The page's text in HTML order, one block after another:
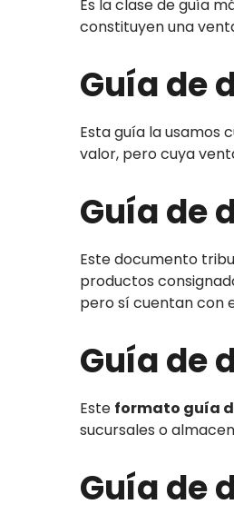
Es la clase de guía
constituyen una
Guía de
Esta guía la usamos
valor, pero cuya
Guía de
Este documento
productos
pero sí cuentan con
Guía de
Este formato guía
sucursales o
Guía de